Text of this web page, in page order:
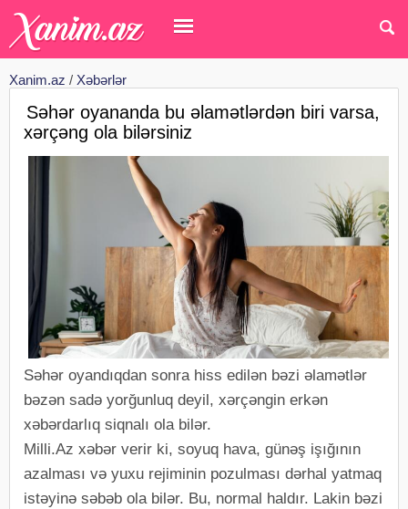
Xanim.az / Xəbərlər
Səhər oyananda bu əlamətlərdən biri varsa,
xərçəng ola bilərsiniz
Səhər oyandıqdan sonra hiss edilən bəzi əlamətlər
bəzən sadə yorğunluq deyil, xərçəngin erkən
xəbərdarlıq siqnalı ola bilər.
Milli.Az xəbər verir ki, soyuq hava, günəş işığının
azalması və yuxu rejiminin pozulması dərhal yatmaq
istəyinə səbəb ola bilər. Bu, normal haldır. Lakin bəzi